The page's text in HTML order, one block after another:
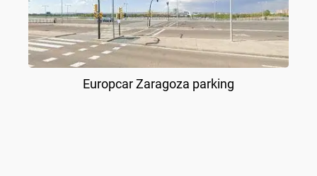
Europcar Zaragoza parking